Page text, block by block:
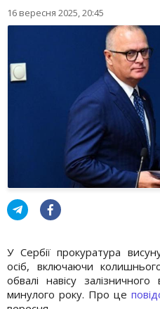
16 вересня 2025, 20:45
У Сербії прокуратура
осіб, включаючи
обвалі навісу
минулого року. Про це